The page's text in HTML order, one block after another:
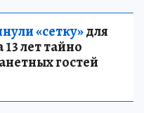
«сетку»для
лет тайно
гостей